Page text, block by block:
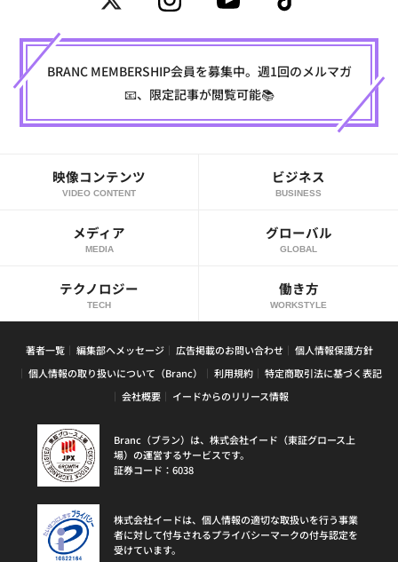
BRANC MEMBERSHIP会員を募集中。週1回のメルマガ
📧、限定記事が閲覧可能📚
映像コンテンツ
VIDEO CONTENT
ビジネス
BUSINESS
メディア
MEDIA
グローバル
GLOBAL
テクノロジー
TECH
働き方
WORKSTYLE
著者一覧 編集部へメッセージ 広告掲載のお問い合わせ
個人情報保護方針
個人情報の取り扱いについて（Branc）
利用規約
特定商取引法に基づく表記
会社概要
イードからのリリース情報
Branc（ブラン）は、株式会社イード（東証グロース上
場）の運営するサービスです。
証券コード：6038
株式会社イードは、個人情報の適切な取扱いを行う事業
者に対して付与されるプライバシーマークの付与認定を
受けています。